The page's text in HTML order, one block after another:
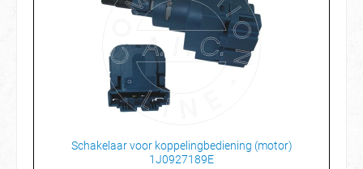
Schakelaar voor koppelingbediening (motor)
1J0927189E